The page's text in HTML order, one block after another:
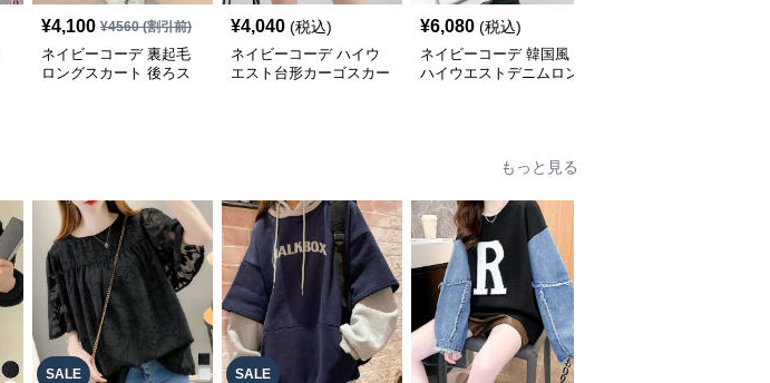
¥4,100 ¥4560(割引前)
ネイビーコーデ 裏起毛
ロングスカート 後ろス
¥4,040 (税込)
ネイビーコーデ ハイウ
エスト台形カーゴスカー
¥6,080 (税込)
ネイビーコーデ 韓国風
ハイウエストデニムロン
もっと見る
SALE SALE